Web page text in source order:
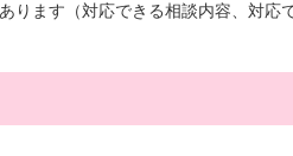
ります（対応できる相談内容、対応